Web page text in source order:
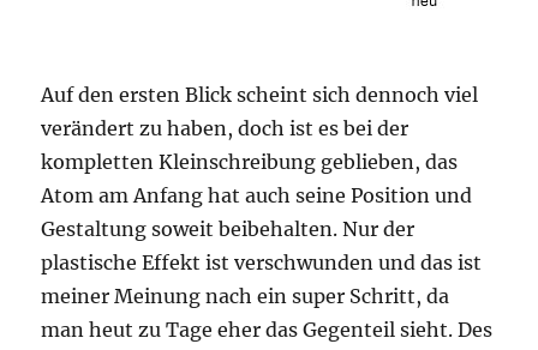
Auf den ersten Blick scheint sich dennoch viel
verändert zu haben, doch ist es bei der
kompletten Kleinschreibung geblieben, das
Atom am Anfang hat auch seine Position und
Gestaltung soweit beibehalten. Nur der
plastische Effekt ist verschwunden und das ist
meiner Meinung nach ein super Schritt, da
man heut zu Tage eher das Gegenteil sieht. Des